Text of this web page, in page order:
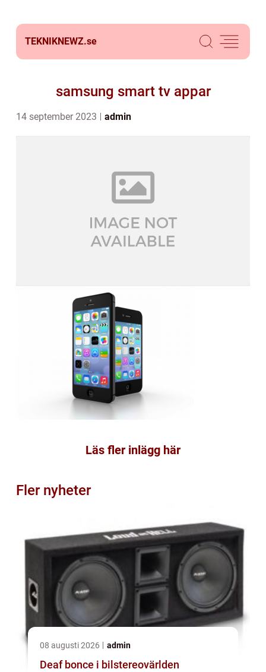
TEKNIKNEWZ.se
samsung smart tv appar
14 september 2023 admin
Läs fler inlägg här
Fler nyheter
08 augusti 2026 admin
Deaf bonce i bilstereovärlden